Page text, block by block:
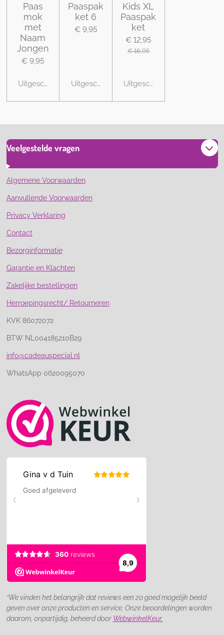
Paas
mok
met
Naam
Jongen
€ 9,95
Uitgeschakeld
Paaspak
ket 6
€ 9,95
Uitgeschakeld
Kids XL
Paaspak
ket
€ 12,95
€ 16,95
Uitgeschakeld
Veelgestelde vragen
Algemene Voorwaarden
Aanvullende Voorwaarden
Privacy Verklaring
Contact
Bezorginformatie
Garantie en Klachten
Zakelijke bestellingen
Herroepingsrecht/ Retourneren
KVK 86072072
BTW NL004185210B29
info@cadeauspecial.nl
WhatsApp 0620095070
“We vinden het belangrijk dat reviews een zo goed mogelijk beeld
geven over onze producten en service. Onze beoordelingen worden
daarom, onpartijdig, beheerd door WebwinkelKeur.